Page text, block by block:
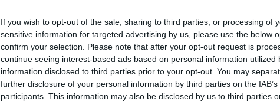
If you wish to opt-out of the sale, sharing to third parties, or processing of
sensitive information for targeted advertising by us, please use the below
confirm your selection. Please note that after your opt-out request is
continue seeing interest-based ads based on personal information utilized
information disclosed to third parties prior to your opt-out. You may
further disclosure of your personal information by third parties on the
participants. This information may also be disclosed by us to third parties
Eladó adatai
Eladó:
Cím:
1055